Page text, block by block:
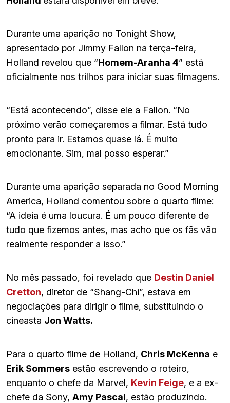
Durante uma aparição no Tonight Show,
apresentado por Jimmy Fallon na terça-feira,
Holland revelou que “Homem-Aranha 4” está
oficialmente nos trilhos para iniciar suas filmagens.
“Está acontecendo”, disse ele a Fallon. “No
próximo verão começaremos a filmar. Está tudo
pronto para ir. Estamos quase lá. É muito
emocionante. Sim, mal posso esperar.”
Durante uma aparição separada no Good Morning
America, Holland comentou sobre o quarto filme:
“A ideia é uma loucura. É um pouco diferente de
tudo que fizemos antes, mas acho que os fãs vão
realmente responder a isso.”
No mês passado, foi revelado que Destin Daniel
Cretton, diretor de “Shang-Chi”, estava em
negociações para dirigir o filme, substituindo o
cineasta Jon Watts.
Para o quarto filme de Holland, Chris McKenna e
Erik Sommers estão escrevendo o roteiro,
enquanto o chefe da Marvel, Kevin Feige, e a ex-
chefe da Sony, Amy Pascal, estão produzindo.